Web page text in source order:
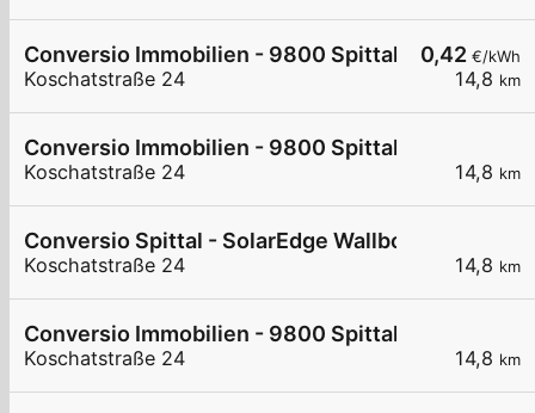
0,42 €/kWh
14,8 km
Conversio Immobilien - 9800 Spittal a.d. Drau -
Koschatstraße 24
14,8 km
Conversio Immobilien - 9800 Spittal a.d. Drau -
Koschatstraße 24
14,8 km
Conversio Spittal - SolarEdge Wallbox 1 -
Koschatstraße 24
14,8 km
Conversio Immobilien - 9800 Spittal a.d. Drau -
Koschatstraße 24